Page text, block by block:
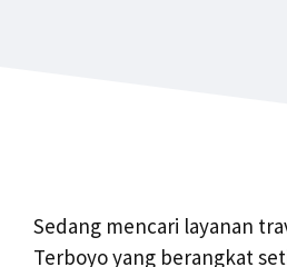
Sedang mencari layanan
Terboyo yang berangkat